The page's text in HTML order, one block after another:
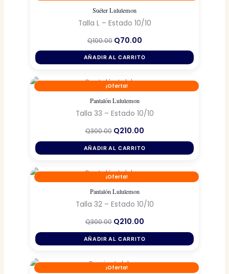
Suéter Lululemon
Talla L – Estado 10/10
Q100.00 El
original
era:
Q70.00El
actual
es:
AÑADIR AL CARRITO
¡Oferta!
Pantalón Lululemon
Talla 33 – Estado 10/10
Q300.00 El
original
era:
Q210.00El
actual
es:
AÑADIR AL CARRITO
¡Oferta!
Pantalón Lululemon
Talla 32 – Estado 10/10
Q300.00 El
original
era:
Q210.00El
actual
es:
AÑADIR AL CARRITO
¡Oferta!